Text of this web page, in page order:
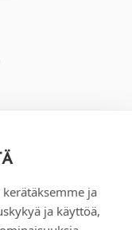
ja
ja käyttöä,